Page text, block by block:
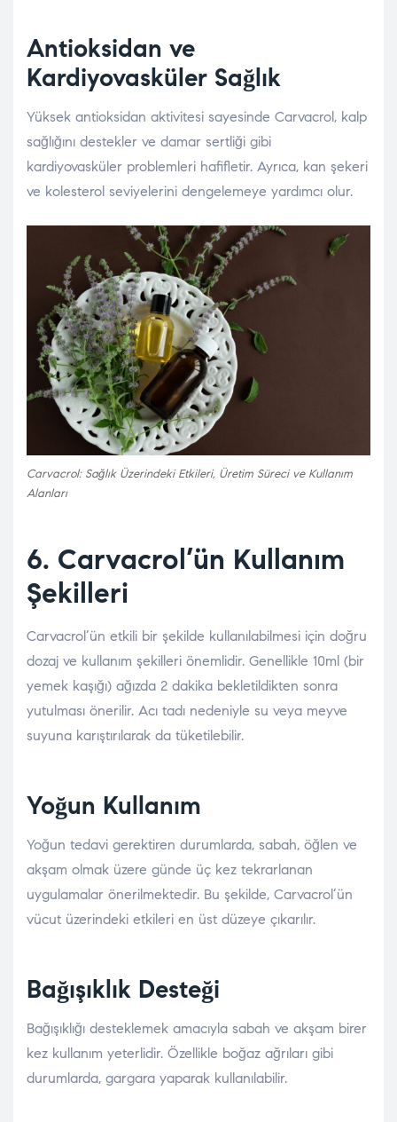
Antioksidan ve
Kardiyovasküler Sağlık
Yüksek antioksidan aktivitesi sayesinde Carvacrol, kalp
sağlığını destekler ve damar sertliği gibi
kardiyovasküler problemleri hafifletir. Ayrıca, kan şekeri
ve kolesterol seviyelerini dengelemeye yardımcı olur.
Carvacrol: Sağlık Üzerindeki Etkileri, Üretim Süreci ve Kullanım
Alanları
6. Carvacrol’ün Kullanım
Şekilleri
Carvacrol’ün etkili bir şekilde kullanılabilmesi için doğru
dozaj ve kullanım şekilleri önemlidir. Genellikle 10ml (bir
yemek kaşığı) ağızda 2 dakika bekletildikten sonra
yutulması önerilir. Acı tadı nedeniyle su veya meyve
suyuna karıştırılarak da tüketilebilir.
Yoğun Kullanım
Yoğun tedavi gerektiren durumlarda, sabah, öğlen ve
akşam olmak üzere günde üç kez tekrarlanan
uygulamalar önerilmektedir. Bu şekilde, Carvacrol’ün
vücut üzerindeki etkileri en üst düzeye çıkarılır.
Bağışıklık Desteği
Bağışıklığı desteklemek amacıyla sabah ve akşam birer
kez kullanım yeterlidir. Özellikle boğaz ağrıları gibi
durumlarda, gargara yaparak kullanılabilir.